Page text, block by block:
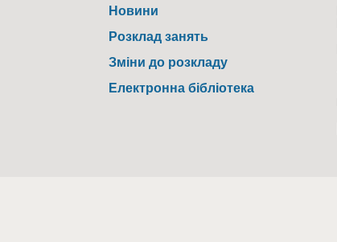
Новини
Розклад занять
Зміни до розкладу
Електронна бібліотека